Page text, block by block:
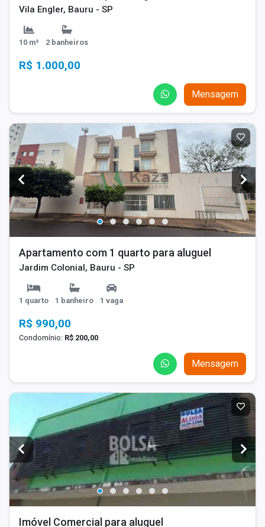
Vila Engler, Bauru - SP
10 m² 2 banheiros
R$ 1.000,00
Mensagem
Apartamento com 1 quarto para aluguel
Jardim Colonial, Bauru - SP
1 quarto 1 banheiro 1 vaga
R$ 990,00
Condomínio: R$ 200,00
Mensagem
Imóvel Comercial para aluguel